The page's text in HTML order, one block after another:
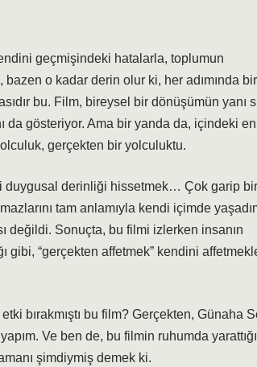
geçmişindeki hatalarla, toplumun
o kadar derin olur ki, her adımında
bu. Film, bireysel bir dönüşümün yanı
da gösteriyor. Ama bir yanda da, içindeki en
gerçekten bir yolculuktu.
duygusal derinliği hissetmek… Çok garip bir
tam anlamıyla kendi içimde
değildi. Sonuçta, bu filmi izlerken insanın
gibi, “gerçekten affetmek” kendini
bırakmıştı bu film? Gerçekten, Günaha
Ve ben de, bu filmin ruhumda yarattığı
şimdiymiş demek ki.